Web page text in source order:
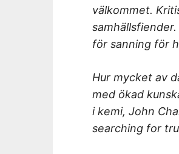
välkommet.
för sanning för
Hur mycket av
med ökad
i kemi, John
searching for